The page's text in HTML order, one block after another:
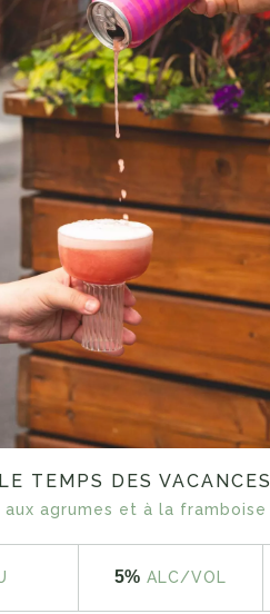
TEMPS DES VACANCES
aux agrumes et à la framboise
5% ALC/VOL